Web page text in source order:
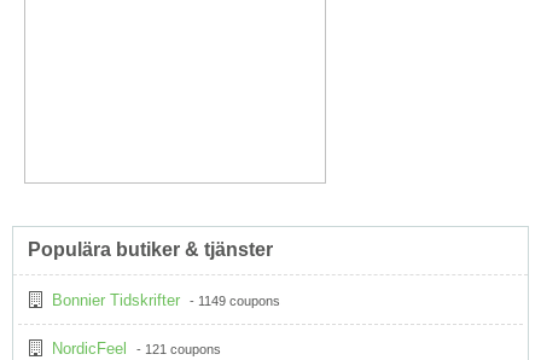
Populära butiker & tjänster
Bonnier Tidskrifter - 1149 coupons
NordicFeel - 121 coupons